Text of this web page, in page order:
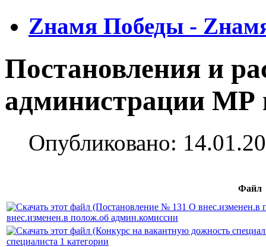
Zнамя Победы -
Постановления и
администрации МР
Опубликовано:
Файл
внес.изменен.в полож.об админ.комиссии
специалиста 1 категории